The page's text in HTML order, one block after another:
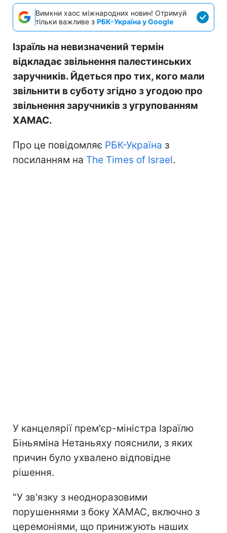
Вимкни хаос міжнародних новин! Отримуй
тільки важливе з РБК-Україна у Google
Ізраїль на невизначений термін
відкладає звільнення палестинських
заручників. Йдеться про тих, кого мали
звільнити в суботу згідно з угодою про
звільнення заручників з угрупованням
ХАМАС.
Про це повідомляє РБК-Україна з
посиланням на The Times of Israel.
У канцелярії прем'єр-міністра Ізраїлю
Біньяміна Нетаньяху пояснили, з яких
причин було ухвалено відповідне
рішення.
"У зв'язку з неодноразовими
порушеннями з боку ХАМАС, включно з
церемоніями, що принижують наших